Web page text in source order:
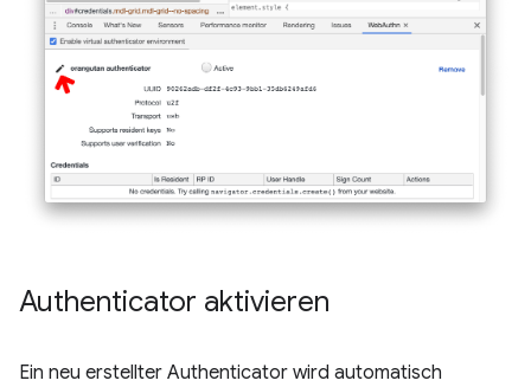
Authenticator aktivieren
Ein neu erstellter Authenticator wird automatisch